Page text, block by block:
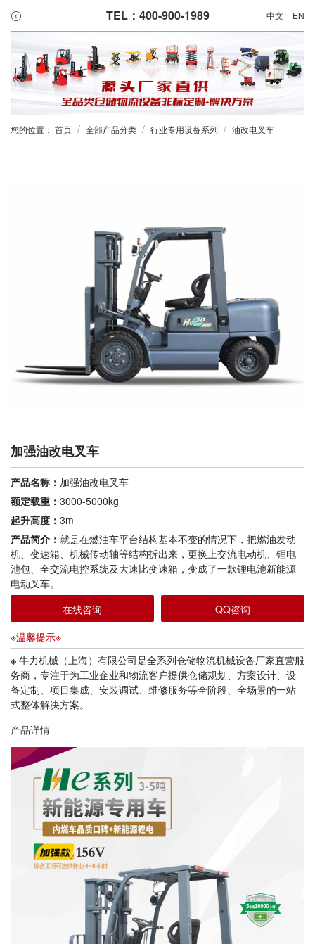
TEL：400-900-1989 中文 | EN
您的位置： 首页 / 全部产品分类 / 行业专用设备系列 / 油改电叉车
加强油改电叉车
产品名称： 加强油改电叉车
额定载重： 3000-5000kg
起升高度： 3m
产品简介： 就是在燃油车平台结构基本不变的情况下，把燃油发动
机、变速箱、机械传动轴等结构拆出来，更换上交流电动机、锂电
池包、全交流电控系统及大速比变速箱，变成了一款锂电池新能源
电动叉车。
在线咨询
QQ咨询
※温馨提示※
※ 牛力机械（上海）有限公司是全系列仓储物流机械设备厂家直营服
务商，专注于为工业企业和物流客户提供仓储规划、方案设计、设
备定制、项目集成、安装调试、维修服务等全阶段、全场景的一站
式整体解决方案。
产品详情